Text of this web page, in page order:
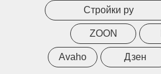
Avaho Дзен
Стройки ру
ZOON